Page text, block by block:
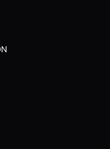
de freinage et limiteur
électriquement
avec surpiqûres
BMW TeleServices (durée
Battery Guard -